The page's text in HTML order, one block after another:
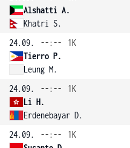
Alshatti A.
Khatri S.
24.09.
--:--
1K
Tierro P.
Leung M.
24.09.
--:--
1K
Li H.
Erdenebayar D.
24.09.
--:--
1K